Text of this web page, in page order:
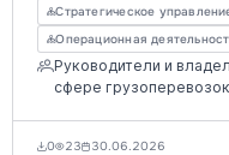
Стратегическое
Операционная
Руководители и
сфере грузоперевозок
0 23 30.06.2026